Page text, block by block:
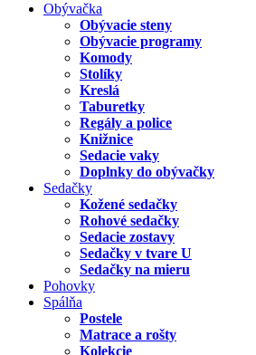
Obývačka
Obývacie steny
Obývacie programy
Komody
Stolíky
Kreslá
Taburetky
Regály a police
Knižnice
Sedacie vaky
Doplnky do obývačky
Sedačky
Kožené sedačky
Rohové sedačky
Sedacie zostavy
Sedačky v tvare U
Sedačky na mieru
Pohovky
Spálňa
Postele
Matrace a rošty
Kolekcie